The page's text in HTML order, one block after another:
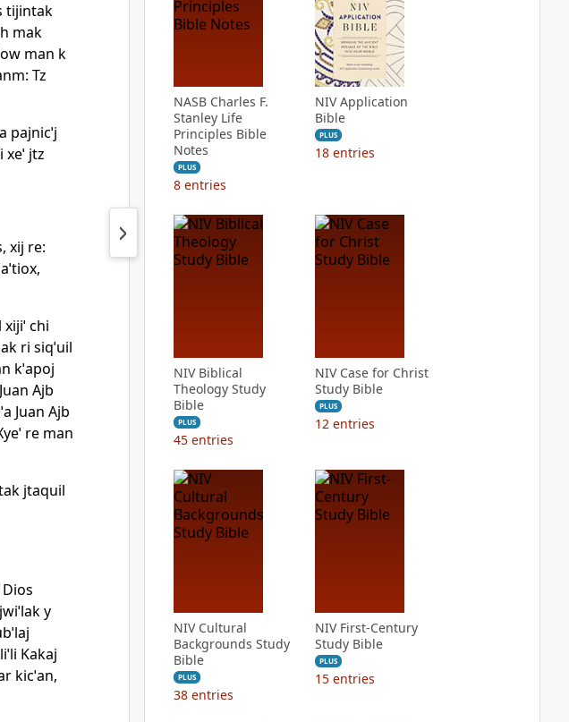
tijintak
mak
man k
Tz
pajnicˈj
xeˈ jtz
xij re:
chi
ri siqˈuil
kˈapoj
Ajb
Juan Ajb
re man
jtaquil
Dios
y
Kakaj
kicˈan,
NASB Charles F.
Stanley Life
Principles Bible
Notes
PLUS
8 entries
NIV Application
Bible
PLUS
18 entries
NIV Biblical
Theology Study
Bible
PLUS
45 entries
NIV Case for Christ
Study Bible
PLUS
12 entries
NIV Cultural
Backgrounds Study
Bible
PLUS
38 entries
NIV First-Century
Study Bible
PLUS
15 entries